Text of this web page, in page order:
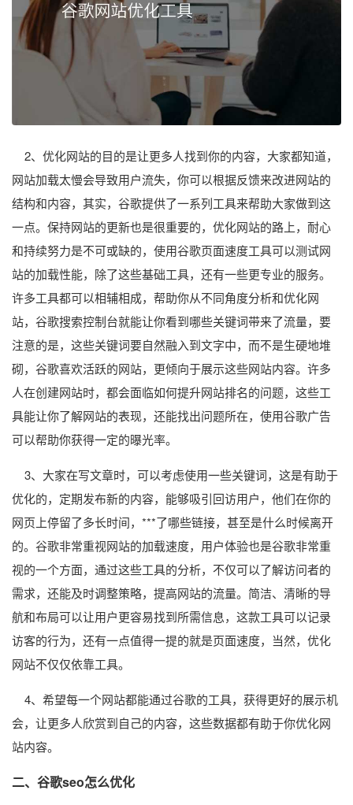
2、优化网站的目的是让更多人找到你的内容，大家都知道，
网站加载太慢会导致用户流失，你可以根据反馈来改进网站的
结构和内容，其实，谷歌提供了一系列工具来帮助大家做到这
一点。保持网站的更新也是很重要的，优化网站的路上，耐心
和持续努力是不可或缺的，使用谷歌页面速度工具可以测试网
站的加载性能，除了这些基础工具，还有一些更专业的服务。
许多工具都可以相辅相成，帮助你从不同角度分析和优化网
站，谷歌搜索控制台就能让你看到哪些关键词带来了流量，要
注意的是，这些关键词要自然融入到文字中，而不是生硬地堆
砌，谷歌喜欢活跃的网站，更倾向于展示这些网站内容。许多
人在创建网站时，都会面临如何提升网站排名的问题，这些工
具能让你了解网站的表现，还能找出问题所在，使用谷歌广告
可以帮助你获得一定的曝光率。
3、大家在写文章时，可以考虑使用一些关键词，这是有助于
优化的，定期发布新的内容，能够吸引回访用户，他们在你的
网页上停留了多长时间，***了哪些链接，甚至是什么时候离开
的。谷歌非常重视网站的加载速度，用户体验也是谷歌非常重
视的一个方面，通过这些工具的分析，不仅可以了解访问者的
需求，还能及时调整策略，提高网站的流量。简洁、清晰的导
航和布局可以让用户更容易找到所需信息，这款工具可以记录
访客的行为，还有一点值得一提的就是页面速度，当然，优化
网站不仅仅依靠工具。
4、希望每一个网站都能通过谷歌的工具，获得更好的展示机
会，让更多人欣赏到自己的内容，这些数据都有助于你优化网
站内容。
二、谷歌seo怎么优化